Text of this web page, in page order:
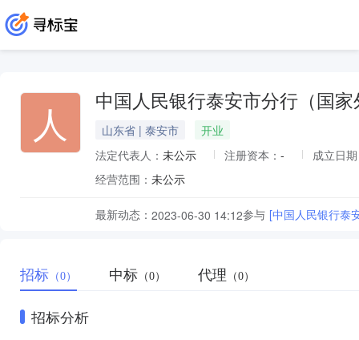
人 中国人民银行泰安市分行（国
山东省 | 泰安市
开业
法定代表人： 未公示 注册资本： -
成立日
经营范围： 未公示
最新动态： 2023-06-30 14:12参与 [中国人民银行泰
招标 （0） 中标 （0） 代理 （0）
招标分析